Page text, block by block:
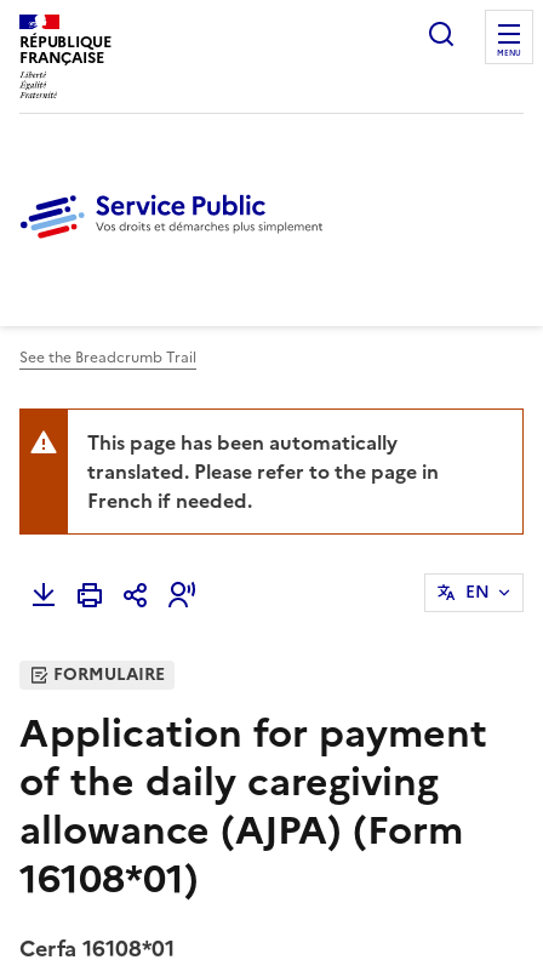
RÉPUBLIQUE
FRANÇAISE
Ouvrir
MENU
See the Breadcrumb Trail
This page has been automatically
translated. Please refer to the page in
French if needed.
EN
FORMULAIRE
Application for payment
of the daily caregiving
allowance (AJPA) (Form
16108*01)
Cerfa 16108*01